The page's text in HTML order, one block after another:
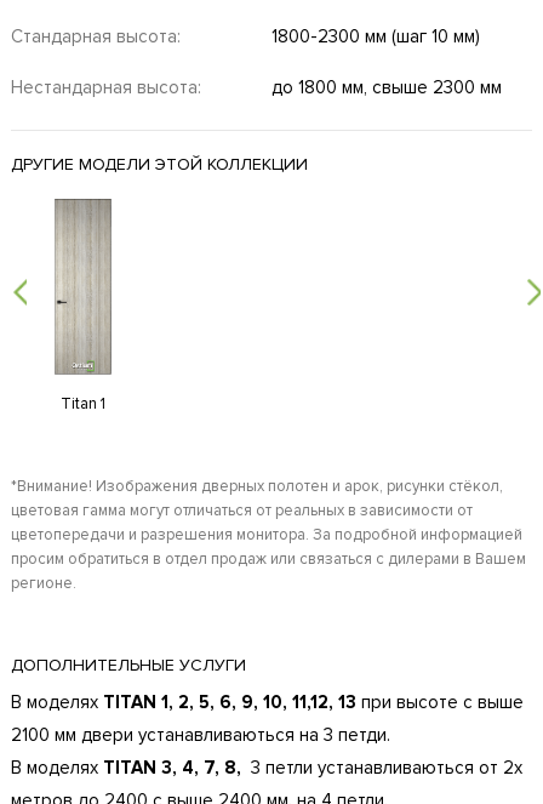
Стандарная высота: 1800-2300 мм (шаг 10 мм)
Нестандарная высота: до 1800 мм, свыше 2300 мм
ДРУГИЕ МОДЕЛИ ЭТОЙ КОЛЛЕКЦИИ
Titan 1
*Внимание! Изображения дверных полотен и арок, рисунки стёкол,
цветовая гамма могут отличаться от реальных в зависимости от
цветопередачи и разрешения монитора. За подробной информацией
просим обратиться в отдел продаж или связаться с дилерами в Вашем
регионе.
ДОПОЛНИТЕЛЬНЫЕ УСЛУГИ
В моделях TITAN 1, 2, 5, 6, 9, 10, 11,12, 13 при высоте с выше
2100 мм двери устанавливаються на 3 петди.
В моделях TITAN 3, 4, 7, 8, 3 петли устанавливаються от 2х